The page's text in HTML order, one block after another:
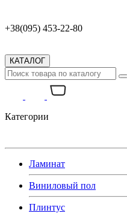
+38(095) 453-22-80
КАТАЛОГ
Категории
Ламинат
Виниловый пол
Плинтус